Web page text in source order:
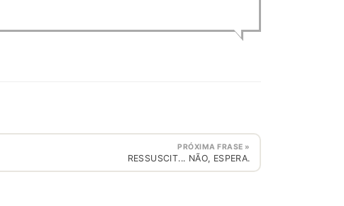
PRÓXIMA FRASE »
RESSUSCIT... NÃO, ESPERA.